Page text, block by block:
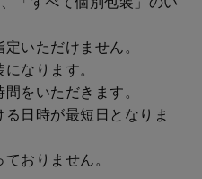
いただけません。
なります。
をいただきます。
日時が最短日となりま
おりません。